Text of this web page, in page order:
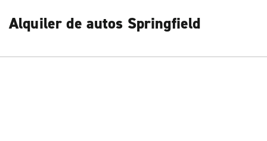
Alquiler de autos Springfield